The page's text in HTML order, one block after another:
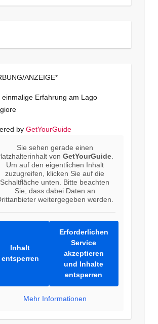
ANZEIGE*
einmalige Erfahrung am Lago
by GetYourGuide
Sie sehen gerade einen
vonGetYourGuide
Um auf den eigentlichen Inhalt
zuzugreifen, klicken Sie auf die
Schaltfläche unten. Bitte beachten
Sie, dass dabei Daten an
weitergegeben werden.
Inhalt
entsperren
Erforderlichen
Service
akzeptieren
und Inhalte
entsperren
Mehr Informationen